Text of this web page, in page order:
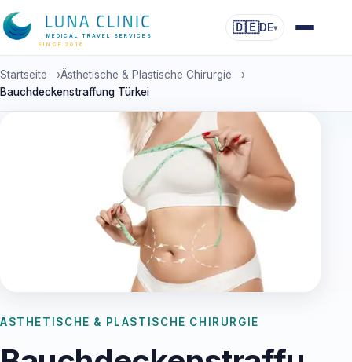
MEDICAL TRAVEL SERVICES
SINCE 2016
🇩🇪DE▾
Startseite ›Ästhetische & Plastische Chirurgie
›
Bauchdeckenstraffung Türkei
ÄSTHETISCHE & PLASTISCHE CHIRURGIE